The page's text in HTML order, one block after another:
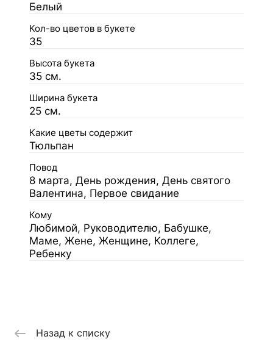
Белый
Кол-во цветов в букете
35
Высота букета
35 см.
Ширина букета
25 см.
Какие цветы содержит
Тюльпан
Повод
8 марта, День рождения, День святого
Валентина, Первое свидание
Кому
Любимой, Руководителю, Бабушке,
Маме, Жене, Женщине, Коллеге,
Ребенку
Назад к списку